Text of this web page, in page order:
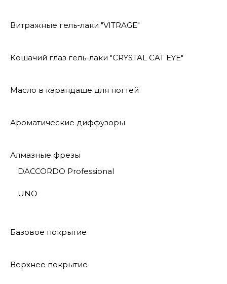
Витражные гель-лаки "VITRAGE"
Кошачий глаз гель-лаки "CRYSTAL CAT EYE"
Масло в карандаше для ногтей
Ароматические диффузоры
Алмазные фрезы
DACCORDO Professional
UNO
Базовое покрытие
Верхнее покрытие